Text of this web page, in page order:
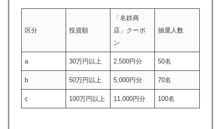
区分 投資額
「名鉄商
店」クーポ
ン
抽選人数
a 30万円以上 2,500円分 50名
b 50万円以上 5,000円分 70名
c 100万円以上 11,000円分 100名